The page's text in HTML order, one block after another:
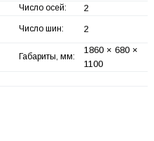
Число осей: 2
Число шин: 2
Габариты, мм:
1860 × 680 ×
1100